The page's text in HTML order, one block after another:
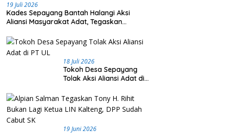
19 Juli 2026
Kades Sepayang Bantah Halangi Aksi
Aliansi Masyarakat Adat, Tegaskan
18 Juli 2026
Tokoh Desa Sepayang
Tolak Aksi Aliansi Adat di
19 Juni 2026